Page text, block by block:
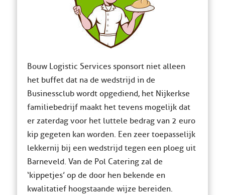
Bouw Logistic Services sponsort niet alleen
het buffet dat na de wedstrijd in de
Businessclub wordt opgediend, het Nijkerkse
familiebedrijf maakt het tevens mogelijk dat
er zaterdag voor het luttele bedrag van 2 euro
kip gegeten kan worden. Een zeer toepasselijk
lekkernij bij een wedstrijd tegen een ploeg uit
Barneveld. Van de Pol Catering zal de
‘kippetjes’ op de door hen bekende en
kwalitatief hoogstaande wijze bereiden.